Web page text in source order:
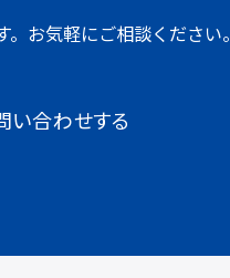
お気軽にご相談ください。
い合わせする